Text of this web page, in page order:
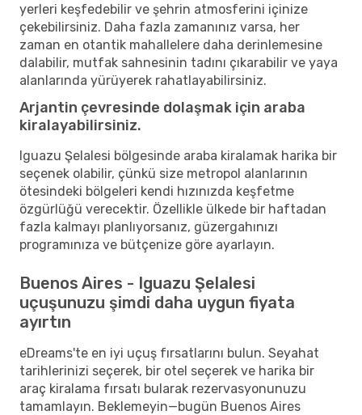
yerleri keşfedebilir ve şehrin atmosferini içinize
çekebilirsiniz. Daha fazla zamanınız varsa, her
zaman en otantik mahallelere daha derinlemesine
dalabilir, mutfak sahnesinin tadını çıkarabilir ve yaya
alanlarında yürüyerek rahatlayabilirsiniz.
Arjantin çevresinde dolaşmak için araba
kiralayabilirsiniz.
Iguazu Şelalesi bölgesinde araba kiralamak harika bir
seçenek olabilir, çünkü size metropol alanlarının
ötesindeki bölgeleri kendi hızınızda keşfetme
özgürlüğü verecektir. Özellikle ülkede bir haftadan
fazla kalmayı planlıyorsanız, güzergahınızı
programınıza ve bütçenize göre ayarlayın.
Buenos Aires - Iguazu Şelalesi
uçuşunuzu şimdi daha uygun fiyata
ayırtın
eDreams'te en iyi uçuş fırsatlarını bulun. Seyahat
tarihlerinizi seçerek, bir otel seçerek ve harika bir
araç kiralama fırsatı bularak rezervasyonunuzu
tamamlayın. Beklemeyin—bugün Buenos Aires